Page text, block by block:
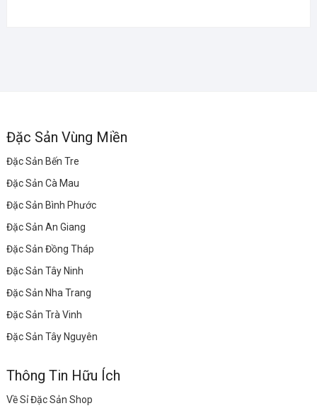
Đặc Sản Vùng Miền
Đặc Sản Bến Tre
Đặc Sản Cà Mau
Đặc Sản Bình Phước
Đặc Sản An Giang
Đặc Sản Đồng Tháp
Đặc Sản Tây Ninh
Đặc Sản Nha Trang
Đặc Sản Trà Vinh
Đặc Sản Tây Nguyên
Thông Tin Hữu Ích
Về Sỉ Đặc Sản Shop